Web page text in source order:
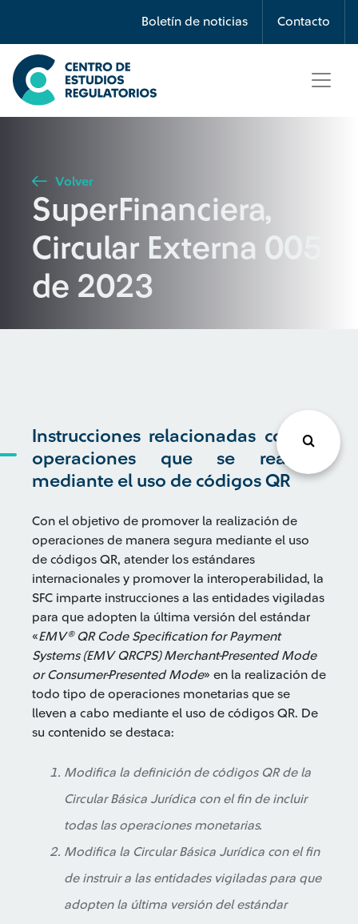
Boletín de noticias Contacto
Búsqueda
Seleccione país
Buscar
Volver
SuperFinanciera,
Circular Externa 005
de 2023
Instrucciones relacionadas con las
operaciones que se realizan
mediante el uso de códigos QR
Con el objetivo de promover la realización de
operaciones de manera segura mediante el uso
de códigos QR, atender los estándares
internacionales y promover la interoperabilidad, la
SFC imparte instrucciones a las entidades vigiladas
para que adopten la última versión del estándar
«EMV® QR Code Specification for Payment
Systems (EMV QRCPS) Merchant-Presented Mode
or Consumer-Presented Mode» en la realización de
todo tipo de operaciones monetarias que se
lleven a cabo mediante el uso de códigos QR. De
su contenido se destaca:
Modifica la definición de códigos QR de la
Circular Básica Jurídica con el fin de incluir
todas las operaciones monetarias.
Modifica la Circular Básica Jurídica con el fin
de instruir a las entidades vigiladas para que
adopten la última versión del estándar